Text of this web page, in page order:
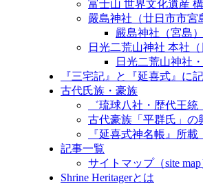
富士山 世界文化遺産 構
嚴島神社（廿日市市宮
嚴島神社（宮島
日光二荒山神社 本社
日光二荒山神社
『三宅記』と『延喜式』に
古代氏族・豪族
゛琉球八社・歴代王統
古代豪族「平群氏」
『延喜式神名帳』所
記事一覧
サイトマップ（site map
Shrine Heritagerとは